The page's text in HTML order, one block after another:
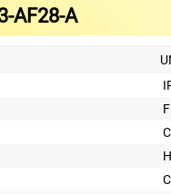
AF28-A